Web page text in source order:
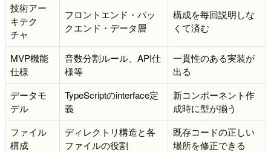
技術アー
キテク
チャ
フロントエンド・バッ
クエンド・データ層
構成を毎回説明しな
くて済む
MVP機能
仕様
音数分割ルール、API仕
様等
一貫性のある実装が
出る
データモ
デル
TypeScriptのinterface定
義
新コンポーネント作
成時に型が揃う
ファイル
構成
ディレクトリ構造と各
ファイルの役割
既存コードの正しい
場所を修正できる